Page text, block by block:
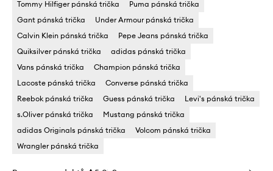
Tommy Hilfiger pánská trička
Puma pánská trička
Gant pánská trička
Under Armour pánská trička
Calvin Klein pánská trička
Pepe Jeans pánská trička
Quiksilver pánská trička
adidas pánská trička
Vans pánská trička
Champion pánská trička
Lacoste pánská trička
Converse pánská trička
Reebok pánská trička
Guess pánská trička
Levi's pánská trička
s.Oliver pánská trička
Mustang pánská trička
adidas Originals pánská trička
Volcom pánská trička
Wrangler pánská trička